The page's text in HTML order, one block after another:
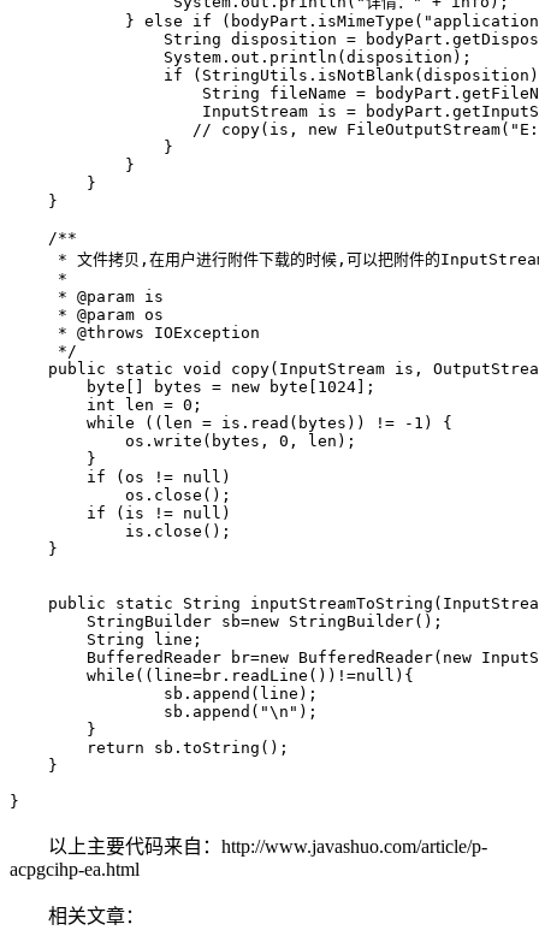
} else if
String disposition =
                System.out.println(disposition);
if
String fileName =
InputStream is =
// copy(is, new
                }
            }
        }
    }
    /**
* 文件拷贝,在用户进行附件下载的时候,可以把附件的
     *
     * @param is
     * @param os
     * @throws IOException
     */
public static void copy(InputStream is,
        byte[] bytes = new byte[1024];
        int len = 0;
        while ((len = is.read(bytes)) != -1) {
            os.write(bytes, 0, len);
        }
        if (os != null)
            os.close();
        if (is != null)
            is.close();
    }
public static String
    }
}
以上主要代码来自：http://www.javashuo.com/article/p-
acpgcihp-ea.html
相关文章：